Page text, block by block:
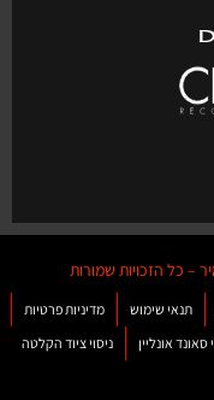
תנאי שימוש
מדיניות פרטיות
סאונד אונליין ניסוי ציוד הקלטה